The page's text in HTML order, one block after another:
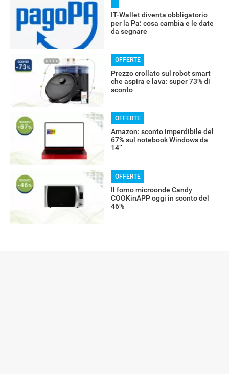
RECENSIONI
IT-Wallet diventa obbligatorio
per la Pa: cosa cambia e le date
da segnare
OFFERTE
Prezzo crollato sul robot smart
che aspira e lava: super 73% di
sconto
OFFERTE
Amazon: sconto imperdibile del
67% sul notebook Windows da
14’’
OFFERTE
Il forno microonde Candy
COOKinAPP oggi in sconto del
46%